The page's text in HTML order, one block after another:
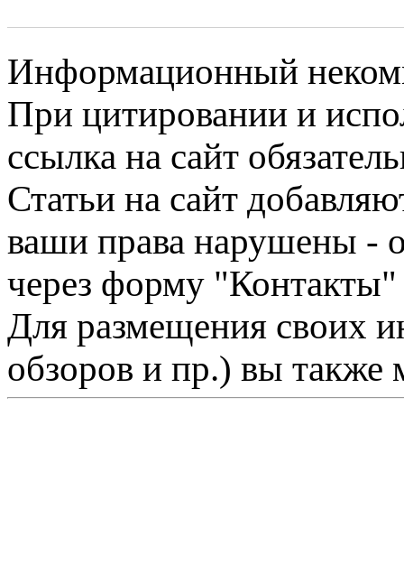
Информационный
При цитировании и
ссылка на сайт
Статьи на сайт
ваши права нарушены -
через форму "Контакты"
Для размещения своих
обзоров и пр.) вы также